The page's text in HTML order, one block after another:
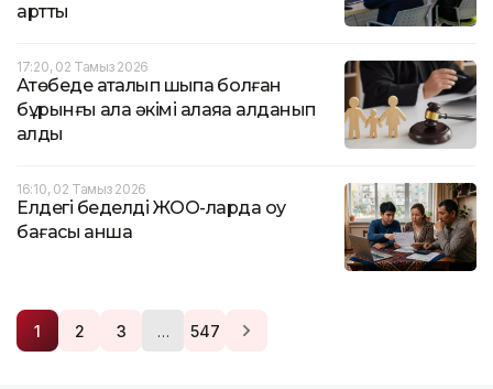
артты
17:20, 02 Тамыз 2026
Ақтөбеде ақталып шықпақ болған
бұрынғы қала әкімі алаяққа алданып
қалды
16:10, 02 Тамыз 2026
Елдегі беделді ЖОО-ларда оқу
бағасы қанша
1 2 3 … 547